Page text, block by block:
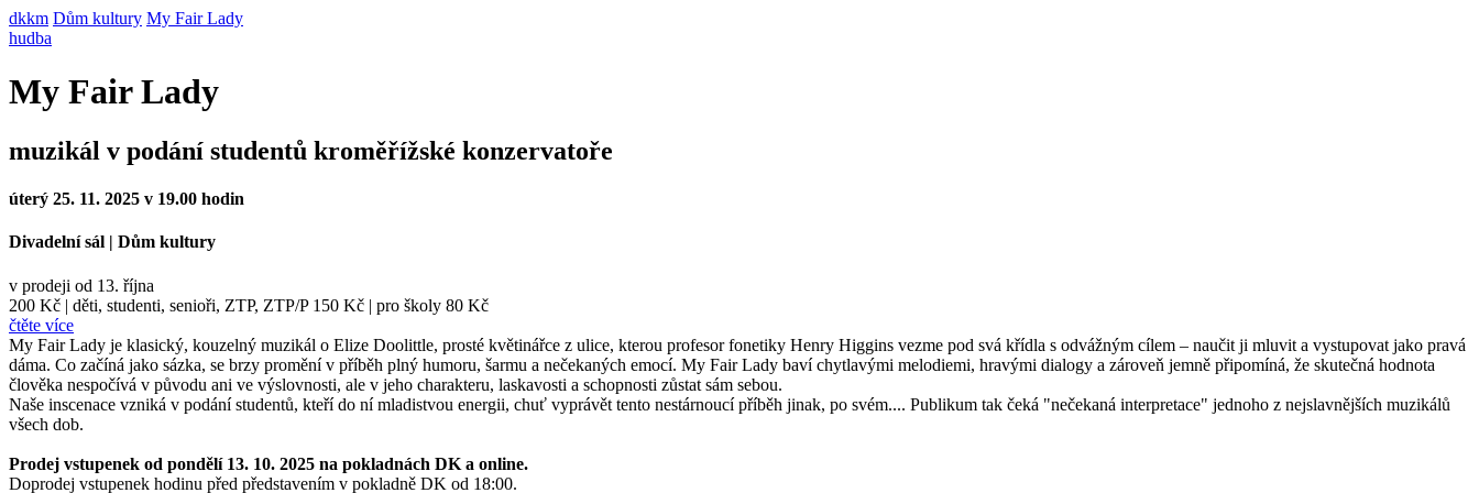
dkkm Dům kultury My Fair Lady
hudba
My Fair Lady
muzikál v podání studentů kroměřížské konzervatoře
úterý 25. 11. 2025 v 19.00 hodin
Divadelní sál | Dům kultury
v prodeji od 13. října
200 Kč | děti, studenti, senioři, ZTP, ZTP/P 150 Kč | pro školy 80 Kč
čtěte více
My Fair Lady je klasický, kouzelný muzikál o Elize Doolittle, prosté květinářce z ulice, kterou profesor fonetiky Henry Higgins vezme pod svá křídla s odvážným cílem – naučit ji mluvit a vystupovat jako pravá
dáma. Co začíná jako sázka, se brzy promění v příběh plný humoru, šarmu a nečekaných emocí. My Fair Lady baví chytlavými melodiemi, hravými dialogy a zároveň jemně připomíná, že skutečná hodnota
člověka nespočívá v původu ani ve výslovnosti, ale v jeho charakteru, laskavosti a schopnosti zůstat sám sebou.
Naše inscenace vzniká v podání studentů, kteří do ní mladistvou energii, chuť vyprávět tento nestárnoucí příběh jinak, po svém.... Publikum tak čeká "nečekaná interpretace" jednoho z nejslavnějších muzikálů
všech dob.
Prodej vstupenek od pondělí 13. 10. 2025 na pokladnách DK a online.
Doprodej vstupenek hodinu před představením v pokladně DK od 18:00.